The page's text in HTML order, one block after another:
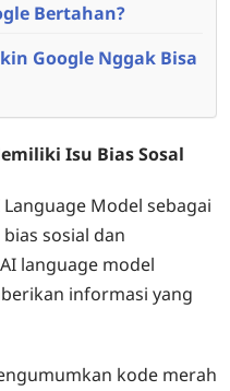
Bertahan?
Google Nggak Bisa
Isu Bias Sosal
Model sebagai
sosial dan
language model
informasi yang
kode merah